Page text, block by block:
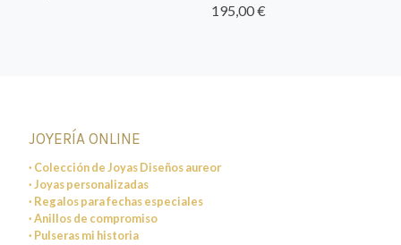
195,00 €
JOYERÍA ONLINE
· Colección de Joyas Diseños aureor
· Joyas personalizadas
· Regalos para fechas especiales
· Anillos de compromiso
· Pulseras mi historia